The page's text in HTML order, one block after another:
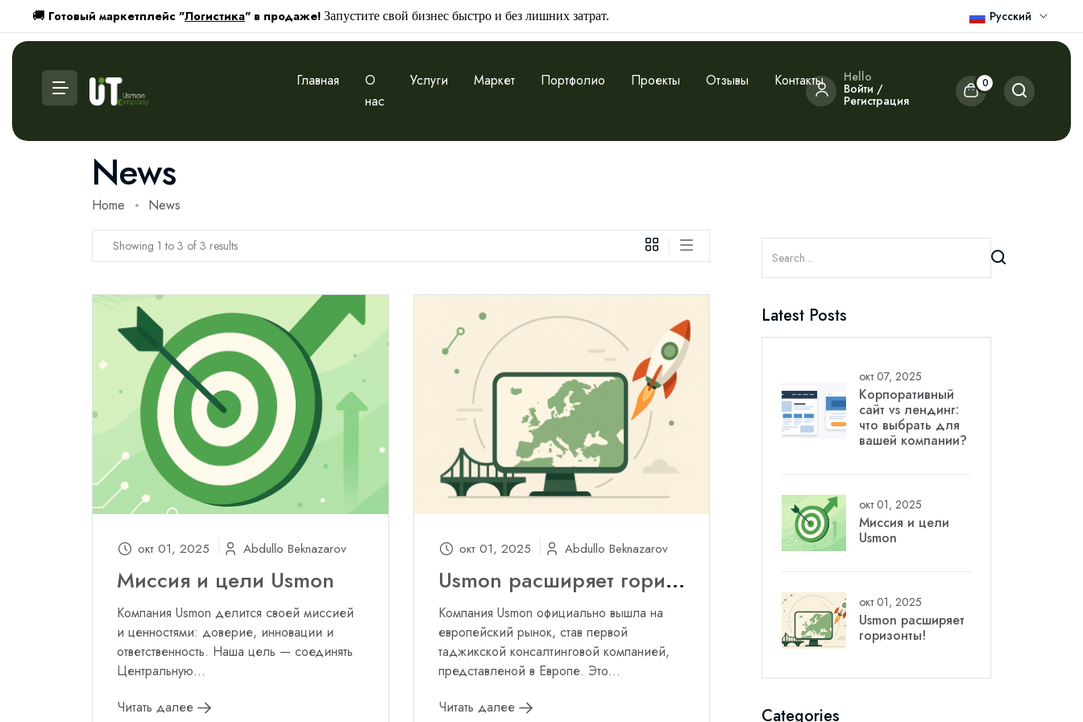
🚚 Готовый маркетплейс "Логистика" в продаже! Запустите свой бизнес быстро и без лишних затрат. Русский
Главная
О
нас
Услуги Маркет Портфолио Проекты Отзывы Контакты Hello
Войти /
Регистрация
0
News
Home News
Showing 1 to 3 of 3 results
окт 01, 2025 Abdullo Beknazarov
Миссия и цели Usmon
Компания Usmon делится своей миссией
и ценностями: доверие, инновации и
ответственность. Наша цель — соединять
Центральную...
Читать далее
окт 01, 2025 Abdullo Beknazarov
Usmon расширяет горизонты!
Компания Usmon официально вышла на
европейский рынок, став первой
таджикской консалтинговой компанией,
представленой в Европе. Это...
Читать далее
Latest Posts
окт 07, 2025
Корпоративный
сайт vs лендинг:
что выбрать для
вашей компании?
окт 01, 2025
Миссия и цели
Usmon
окт 01, 2025
Usmon расширяет
горизонты!
Categories